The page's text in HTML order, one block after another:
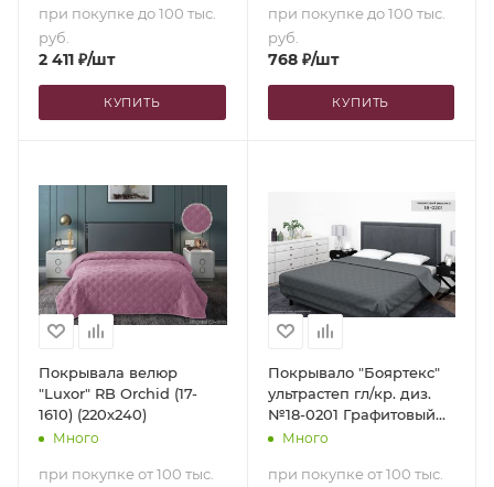
при покупке до 100 тыс.
руб.
2 411 ₽/шт
КУПИТЬ
при покупке до 100 тыс.
руб.
768₽/шт
КУПИТЬ
Покрывала велюр
"Luxor" RB Orchid (17-
1610) (220х240)
Много
при покупке от 100 тыс.
Покрывало "Бояртекс"
ультрастеп гл/кр. диз.
№18-0201 Графитовый
(верх/низ графитовый)
Много
при покупке от 100 тыс.